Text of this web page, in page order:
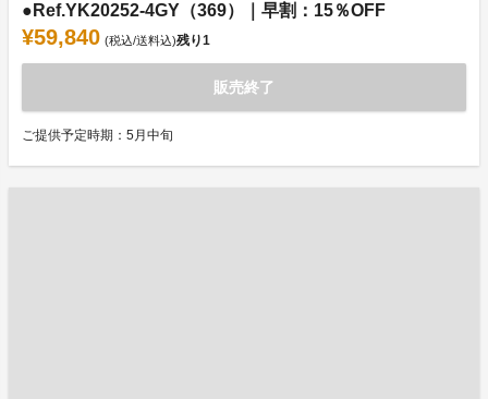
●Ref.YK20252-4GY（369）｜早割：15％OFF
¥59,840 (税込/送料込)残り1
販売終了
ご提供予定時期：5月中旬